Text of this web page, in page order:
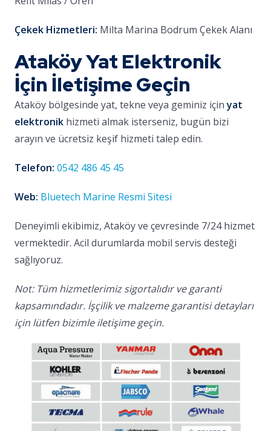
Çekek Hizmetleri: Milta Marina Bodrum Çekek Alanı
Ataköy Yat Elektronik
İçin İletişime Geçin
Ataköy bölgesinde yat, tekne veya geminiz içinyat
elektronik hizmeti almak isterseniz, bugün bizi
arayın ve ücretsiz keşif hizmeti talep edin.
Telefon: 0542 486 45 45
Web: Bluetech Marine Resmi Sitesi
Deneyimli ekibimiz, Ataköy ve çevresinde 7/24 hizmet
vermektedir. Acil durumlarda mobil servis desteği
sağlıyoruz.
Not: Tüm hizmetlerimiz sigortalıdır ve garanti
kapsamındadır. İşçilik ve malzeme garantisi detayları
için lütfen bizimle iletişime geçin.